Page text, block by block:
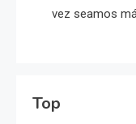
vez seamos
Top